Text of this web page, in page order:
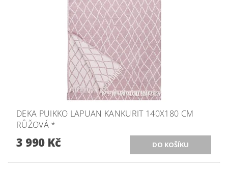
DEKA PUIKKO LAPUAN KANKURIT 140X180 CM
RŮŽOVÁ *
3 990 Kč